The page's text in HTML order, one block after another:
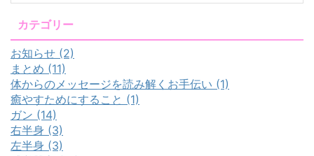
カテゴリー
お知らせ (2)
まとめ (11)
体からのメッセージを読み解くお手伝い (1)
癒やすためにすること (1)
ガン (14)
右半身 (3)
左半身 (3)